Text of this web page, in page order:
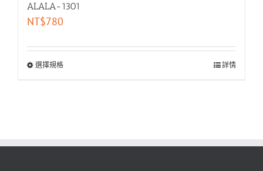
ALALA-1301
NT$780
選擇規格 詳情